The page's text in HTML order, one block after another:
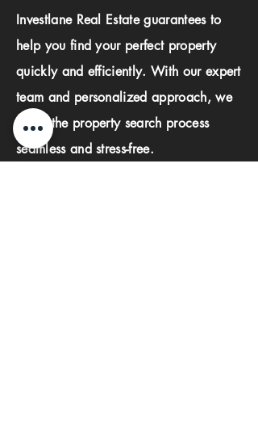
Investlane Real Estate guarantees to
help you find your perfect property
quickly and efficiently. With our expert
team and personalized approach, we
make the property search process
seamless and stress-free.